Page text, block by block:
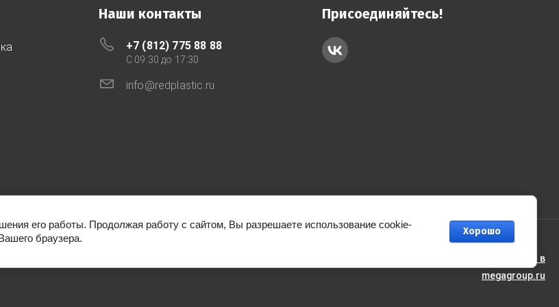
Наши контакты
+7 (812) 775 88 88
C 09:30 до 17:30
info@redplastic.ru
Присоединяйтесь!
в
megagroup.ru
его работы. Продолжая работу с сайтом, Вы разрешаете использование cookie-
браузера.
Хорошо